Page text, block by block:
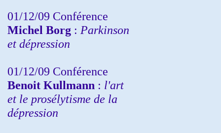
01/12/09 Conférence
Michel Borg : Parkinson
et dépression
01/12/09 Conférence
Benoit Kullmann : l'art
et le prosélytisme de la
dépression